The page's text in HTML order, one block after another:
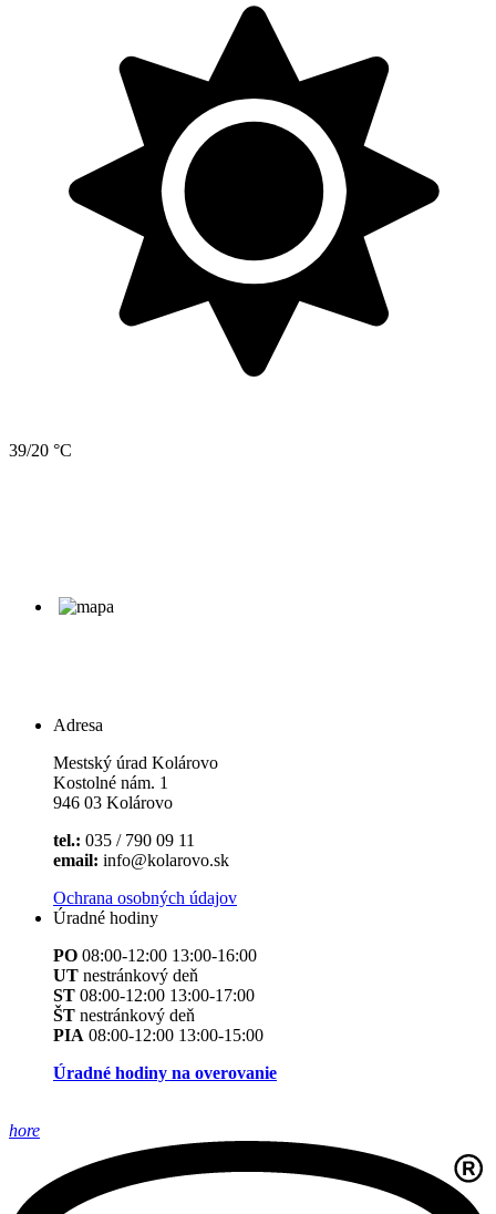
39/20 °C
Adresa
Mestský úrad Kolárovo
Kostolné nám. 1
946 03 Kolárovo
tel.: 035 / 790 09 11
email: info@kolarovo.sk
Ochrana osobných údajov
Úradné hodiny
PO 08:00-12:00 13:00-16:00
UT nestránkový deň
ST 08:00-12:00 13:00-17:00
ŠT nestránkový deň
PIA 08:00-12:00 13:00-15:00
Úradné hodiny na overovanie
hore